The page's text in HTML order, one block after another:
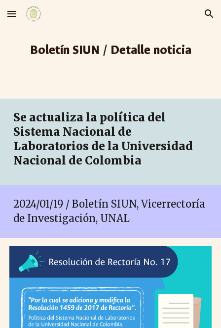
Skip to main content Skip to navigation
Boletín SIUN / Detalle noticia
Se actualiza la política del
Sistema Nacional de
Laboratorios de la Universidad
Nacional de Colombia
2024/01/19 / Boletín SIUN, Vicerrectoría
de Investigación, UNAL